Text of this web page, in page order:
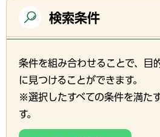
検索条件
条件を組み合わせることで、目
に見つけることができます。
※選択したすべての条件を満た
す。